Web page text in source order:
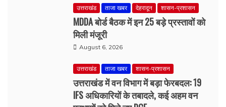
August 6, 2026
उत्तराखंड ताजा खबर शासन-प्रशासन
उत्तराखंड में वन विभाग में बड़ा फेरबदल: 19
IFS अधिकारियों के तबादले, कई अहम वन
प्रभागों को मिले नए DCF
August 6, 2026
उत्तराखंड करियर कारोबार ताजा खबर शिक्षा